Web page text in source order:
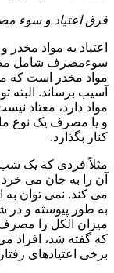
فرق اعتیاد و سوء
اعتیاد به مواد
سوءمصرف شامل
مواد مخدر است که
آسیب برساند.
مواد دارد، معتاد
و یا مصرف یک نوع
کنار بگذارد.
مثلاً فردی که یک
آن را به جان می
می کند. نمی توان به
به طور پیوسته و در
میزان الکل را
که گفته شد، افراد می
برخی اعتیادهای